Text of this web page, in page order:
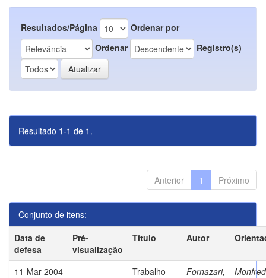
Resultados/Página
Ordenar por
Ordenar
Registro(s)
Resultado 1-1 de 1.
Anterior 1 Próximo
Conjunto de itens:
Data de
defesa
Pré-
visualização
Título Autor
11-Mar-2004
Trabalho
Fornazari,